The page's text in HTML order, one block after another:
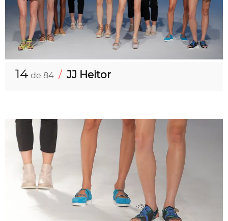
14 de 84 / JJ Heitor